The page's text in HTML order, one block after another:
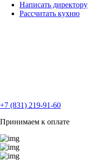
Написать директору
Рассчитать кухню
+7 (831) 219-91-60
Принимаем к оплате